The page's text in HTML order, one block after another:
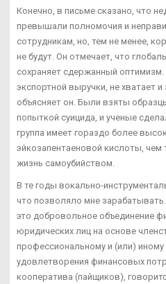
Конечно, в письме сказано, что
превышали полномочия и
сотрудникам, но, тем не менее,
не будут. Он отмечает, что
сохраняет сдержанный оптимизм.
экспортной выручки, не хватает
объясняет он. Были взяты
попыткой суицида, и ученые
группа имеет гораздо более
эйкозапентаеновой кислоты, чем
жизнь самоубийством.
В те годы вокально-
что позволяло мне
это добровольное объединение
юридических лиц на основе
профессиональному и (или) иному
удовлетворения финансовых
кооператива (пайщиков),